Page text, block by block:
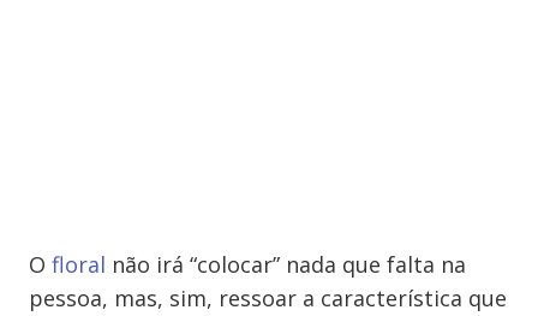
O floral não irá “colocar” nada que falta na
pessoa, mas, sim, ressoar a característica que